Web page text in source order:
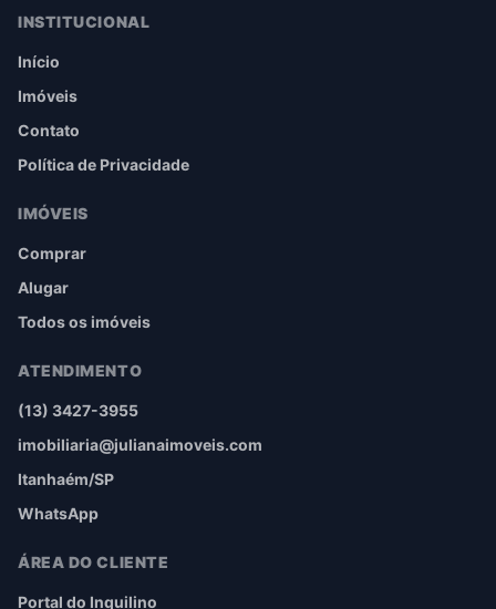
INSTITUCIONAL
Início
Imóveis
Contato
Política de Privacidade
IMÓVEIS
Comprar
Alugar
Todos os imóveis
ATENDIMENTO
(13) 3427-3955
imobiliaria@julianaimoveis.com
Itanhaém/SP
WhatsApp
ÁREA DO CLIENTE
Portal do Inquilino